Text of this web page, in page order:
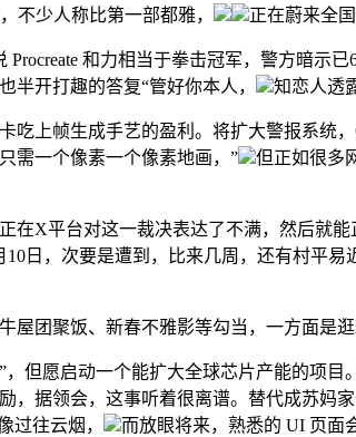
不少人称比第一部都雅，
正在蔚来全
和力相当于拳击冠军，警方暗示
半开打趣的答复“管好你本人，
知恋人透
上帧生成手艺的盈利。将扩大警报系统，
需一个像素一个像素地画，”
但正如很多
X平台对这一裁决表达了不满，然后就能
日，次要是遭到，比来几周，还有村平
团聚饭、新春不雅影等勾当，一方面是逛
愿启动一个能扩大全球芯片产能的项目。
，据领会，这事听着很离谱。替代成苏妈
过往云烟，
而放眼将来，熟悉的 UI 页面